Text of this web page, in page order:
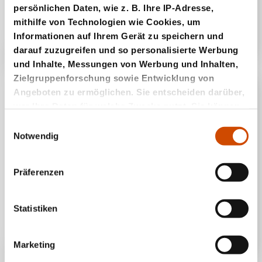
persönlichen Daten, wie z. B. Ihre IP-Adresse,
mithilfe von Technologien wie Cookies, um
Informationen auf Ihrem Gerät zu speichern und
darauf zuzugreifen und so personalisierte Werbung
und Inhalte, Messungen von Werbung und Inhalten,
Zielgruppenforschung sowie Entwicklung von
Angeboten zu ermöglichen. Sie entscheiden darüber,
oder durch Klicken auf das Privacy Trigger Symbol
Wenn Sie es erlauben, würden wir auch gerne:
erfassen, welche bis auf einige Meter genau sein
bestimmten Merkmalen (Fingerprinting)
Notwendig
Präferenzen
Statistiken
Marketing
Mayan Bubbles